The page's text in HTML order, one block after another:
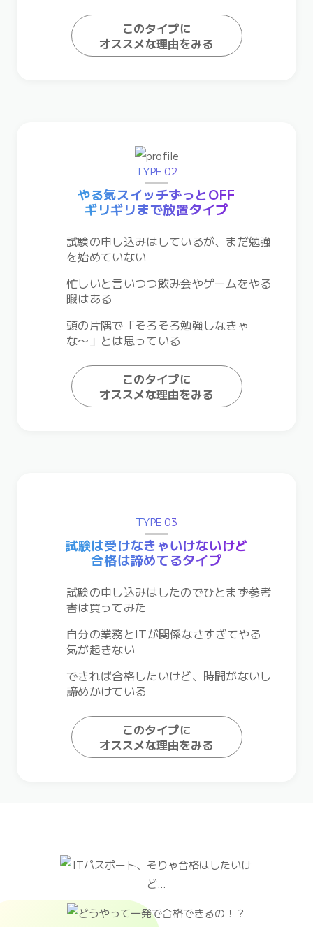
このタイプに
オススメな理由をみる
TYPE 02
やる気スイッチずっとOFF
ギリギリまで放置タイプ
試験の申し込みはしているが、まだ勉強
を始めていない
忙しいと言いつつ飲み会やゲームをやる
暇はある
頭の片隅で「そろそろ勉強しなきゃ
な〜」とは思っている
このタイプに
オススメな理由をみる
TYPE 03
試験は受けなきゃいけないけど
合格は諦めてるタイプ
試験の申し込みはしたのでひとまず参考
書は買ってみた
自分の業務とITが関係なさすぎてやる
気が起きない
できれば合格したいけど、時間がないし
諦めかけている
このタイプに
オススメな理由をみる